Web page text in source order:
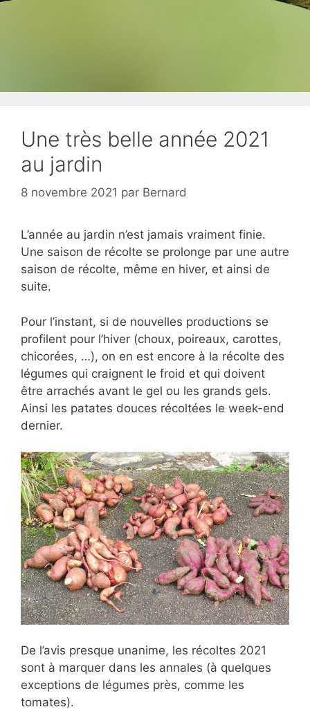
Une très belle année 2021
au jardin
8 novembre 2021 par Bernard
L’année au jardin n’est jamais vraiment finie.
Une saison de récolte se prolonge par une autre
saison de récolte, même en hiver, et ainsi de
suite.
Pour l’instant, si de nouvelles productions se
profilent pour l’hiver (choux, poireaux, carottes,
chicorées, …), on en est encore à la récolte des
légumes qui craignent le froid et qui doivent
être arrachés avant le gel ou les grands gels.
Ainsi les patates douces récoltées le week-end
dernier.
De l’avis presque unanime, les récoltes 2021
sont à marquer dans les annales (à quelques
exceptions de légumes près, comme les
tomates).